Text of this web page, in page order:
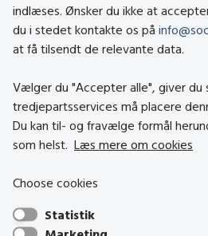
Tilgængelighedserklæring
Om brugen af cookies
Besøg også
Socialministeriet
Hjælpemiddelbasen
indlæses. Ønsker du ikke at
du i stedet kontakte os på
at få tilsendt de relevante data.
Vælger du "Accepter alle", giver du
tredjepartsservices må placere
Du kan til- og fravælge formål
som helst. Læs mere om cookies
Choose cookies
Statistik